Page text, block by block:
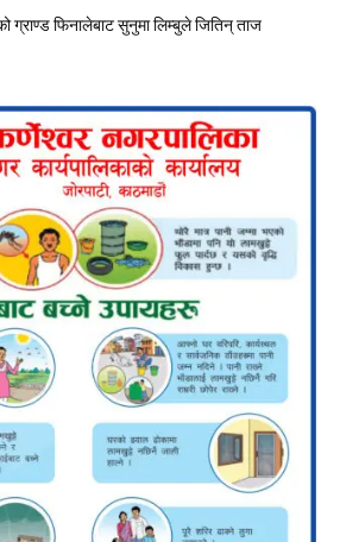
ग्राण्ड फिनालेबाट सुनुमा लिम्बुले जितिन् ताज